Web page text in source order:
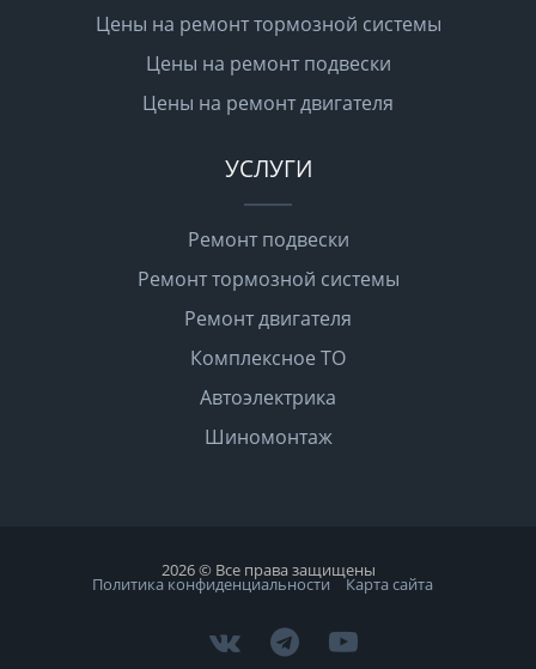
Цены на ремонт тормозной системы
Цены на ремонт подвески
Цены на ремонт двигателя
УСЛУГИ
Ремонт подвески
Ремонт тормозной системы
Ремонт двигателя
Комплексное ТО
Автоэлектрика
Шиномонтаж
2026 © Все права защищены
Политика конфиденциальности Карта сайта